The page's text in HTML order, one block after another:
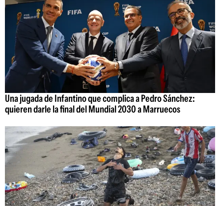
Una jugada de Infantino que complica a Pedro Sánchez:
quieren darle la final del Mundial 2030 a Marruecos